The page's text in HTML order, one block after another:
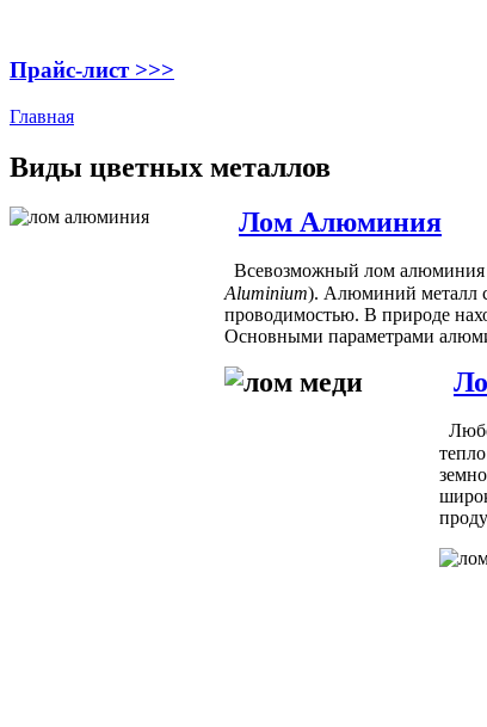
Прайс-лист >>>
Главная
Виды цветных металлов
Лом Алюминия
Всевозможный лом алюминия
Aluminium). Алюминий металл
проводимостью. В природе
Основными параметрами